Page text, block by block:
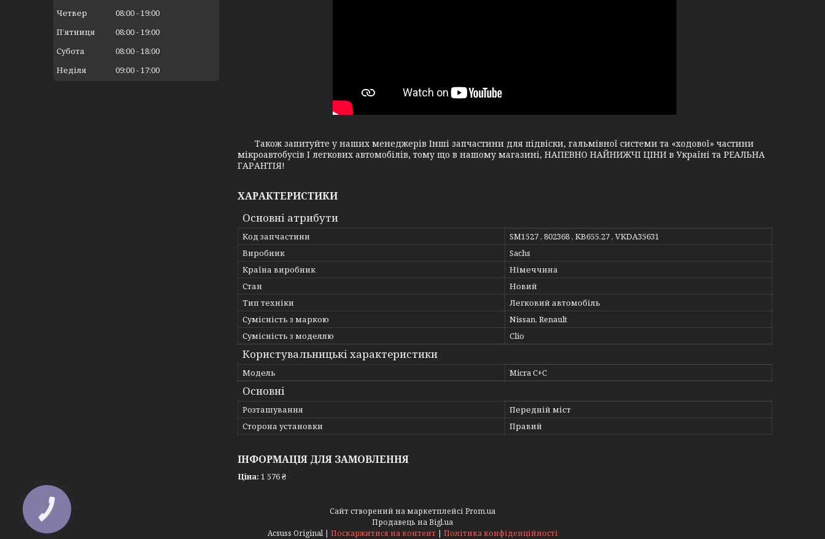
Також запитуйте у наших менеджерів Інші запчастини для підвіски, гальмівної системи та «ходової» частини
мікроавтобусів І легкових автомобілів, тому що в нашому магазині, НАПЕВНО НАЙНИЖЧІ ЦІНИ в Україні та РЕАЛЬНА
ГАРАНТІЯ!
ХАРАКТЕРИСТИКИ
Основні атрибути
Код запчастини
SM1527 , 802368 , KB655.27 , VKDA35631
Виробник
Sachs
Країна виробник
Німеччина
Стан
Новий
Тип техніки
Легковий автомобіль
Сумісність з маркою
Nissan, Renault
Сумісність з моделлю
Clio
Користувальницькі характеристики
Мoдель Micra C+C
Основні
Розташування
Передній міст
Сторона установки
Правий
ІНФОРМАЦІЯ ДЛЯ ЗАМОВЛЕННЯ
Ціна: 1 576 ₴
Четвер
08:00 19:00
Пʼятниця
08:00 19:00
Субота
08:00 18:00
Неділя
09:00 17:00
Сайт створений на маркетплейсі Prom.ua
Продавець на Bigl.ua
Acsuss Original | Поскаржитися на контент | Політика конфіденційності
КНОПКА
ЗВ'ЯЗКУ